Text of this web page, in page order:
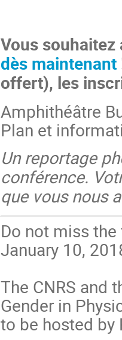
Vous
dès maintenant
offert), les
Amphithéâtre
Plan et
Un reportage
conférence.
que vous nous
Do not miss
January 10,
The CNRS and
Gender in
to be hosted by